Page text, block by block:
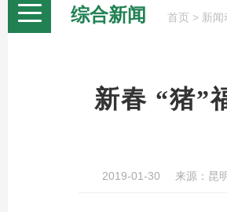
综合新闻 首页 > 新闻
新春 “猪”
2019-01-30 来源： 昆